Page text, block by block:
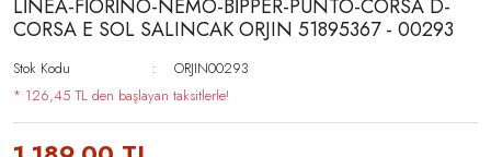
LİNEA-FİORİNO-NEMO-BİPPER-PUNTO-CORSA D-
CORSA E SOL SALINCAK ORJIN 51895367 - 00293
Stok Kodu
ORJIN00293
* 126,45 TL den başlayan taksitlerle!